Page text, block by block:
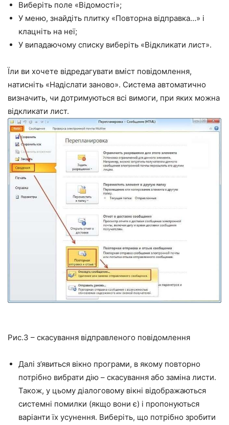
Виберіть поле «Відомості»;
У меню, знайдіть плитку «Повторна відправка…» і
клацніть на неї;
У випадаючому списку виберіть «Відкликати лист».
Їли ви хочете відредагувати вміст повідомлення,
натисніть «Надіслати заново». Система автоматично
визначить, чи дотримуються всі вимоги, при яких можна
відкликати лист.
Рис.3 – скасування відправленого повідомлення
Далі з’явиться вікно програми, в якому повторно
потрібно вибрати дію – скасування або заміна листи.
Також, у цьому діалоговому вікні відображаються
системні помилки (якщо вони є) і пропонуються
варіанти їх усунення. Виберіть, що потрібно зробити